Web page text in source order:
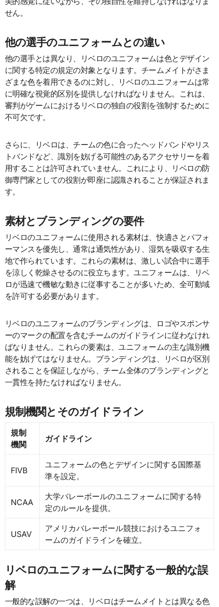
せん。
他の選手のユニフォームとの違い
他の選手とは異なり、リベロのユニフォームは色とデザイン
に関する特定の規定の対象となります。チームメイトがさま
ざまな色を着用できるのに対し、リベロのユニフォームは常
に明確な視覚的区別を提供しなければなりません。これは、
審判がゲームにおけるリベロの独自の役割を強制するために
不可欠です。
さらに、リベロは、チームの色に合ったヘッドバンドやリス
トバンドなど、識別を妨げる可能性のあるアクセサリーを着
用することは許可されていません。これにより、リベロの防
御専門家としての役割が即座に認識されることが保証されま
す。
素材とブランディングの要件
リベロのユニフォームに使用される素材は、快適さとパフォ
ーマンスを優先し、通常は通気性があり、湿気を吸収する生
地で作られています。これらの素材は、激しい試合中に選手
を涼しく乾燥させるのに役立ちます。ユニフォームは、リベ
ロが迅速で機敏な動きに従事することが多いため、全可動域
を許可する必要があります。
リベロのユニフォームのブランディングは、ロゴやスポンサ
ーのマークの配置を含むチームのガイドラインに従わなけれ
ばなりません。これらの要素は、ユニフォームの主な識別機
能を妨げてはなりません。ブランディングは、リベロが区別
されることを保証しながら、チーム全体のブランディングと
一貫性を持たなければなりません。
規制機関とそのガイドライン
規制
機関
ガイドライン
FIVB
ユニフォームの色とデザインに関する国際基
準を設定。
NCAA
大学バレーボールのユニフォームに関する特
定のルールを提供。
USAV
アメリカバレーボール競技におけるユニフォ
ームのガイドラインを確立。
リベロのユニフォームに関する一般的な誤
解
一般的な誤解の一つは、リベロはチームメイトとは異なる色